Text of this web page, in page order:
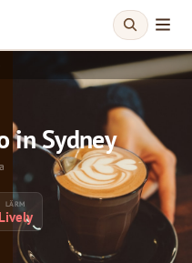
in Sydney
LÄRM
Lively